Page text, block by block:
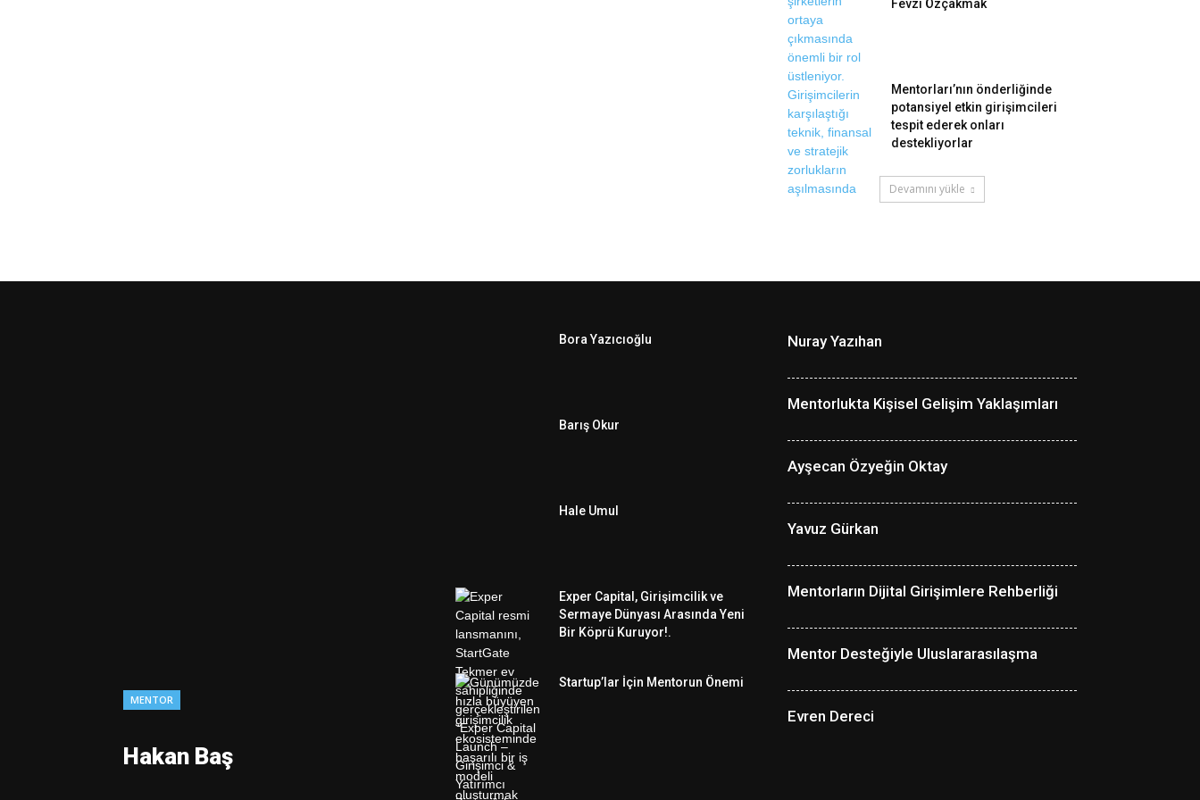
Fevzi Özçakmak
Mentorları’nın önderliğinde
potansiyel etkin girişimcileri
tespit ederek onları
destekliyorlar
Devamını yükle
MENTOR
Hakan Baş
Bora Yazıcıoğlu
Barış Okur
Hale Umul
Exper Capital, Girişimcilik ve
Sermaye Dünyası Arasında Yeni
Bir Köprü Kuruyor!.
Startup’lar İçin Mentorun Önemi
Nuray Yazıhan
Mentorlukta Kişisel Gelişim Yaklaşımları
Ayşecan Özyeğin Oktay
Yavuz Gürkan
Mentorların Dijital Girişimlere Rehberliği
Mentor Desteğiyle Uluslararasılaşma
Evren Dereci